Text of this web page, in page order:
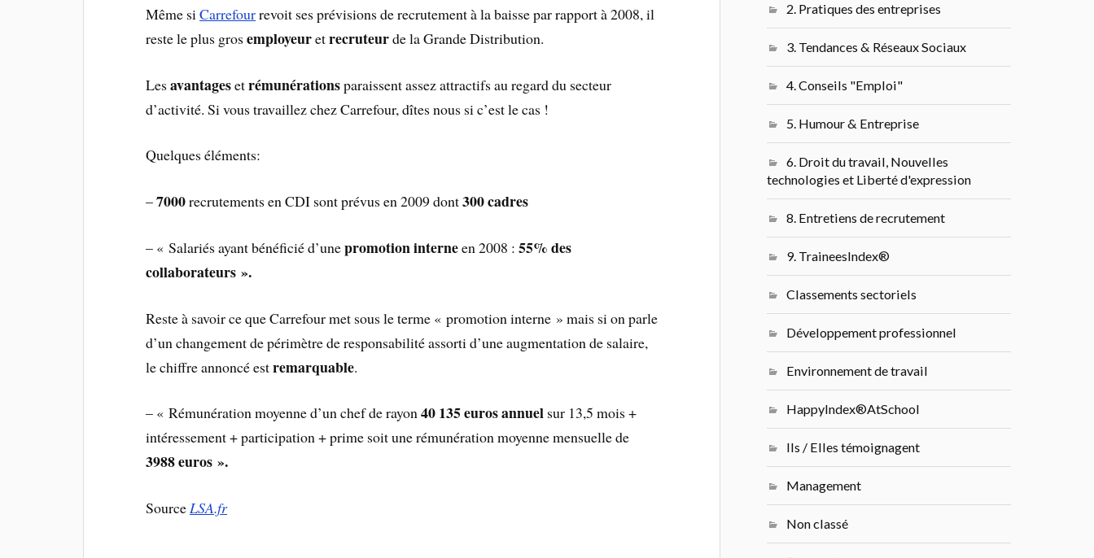
Même siCarrefourrevoit ses prévisions de recrutement à la baisse par rapport à 2008, il
reste le plus grosemployeuretrecruteurde la Grande Distribution.
Lesavantagesetrémunérationsparaissent assez attractifs au regard du secteur
d’activité. Si vous travaillez chez Carrefour, dîtes nous si c’est le cas !
Quelques éléments:
–7000recrutements en CDI sont prévus en 2009 dont300 cadres
– « Salariés ayant bénéficié d’unepromotion interneen 2008 :55% des
collaborateurs ».
Reste à savoir ce que Carrefour met sous le terme « promotion interne » mais si on parle
d’un changement de périmètre de responsabilité assorti d’une augmentation de salaire,
le chiffre annoncé estremarquable.
– « Rémunération moyenne d’un chef de rayon40 135 euros annuel sur 13,5 mois +
intéressement + participation + prime soit une rémunération moyenne mensuelle de
3988 euros ».
SourceLSA.fr
2. Pratiques des entreprises
3. Tendances & Réseaux Sociaux
4. Conseils "Emploi"
5. Humour & Entreprise
6. Droit du travail, Nouvelles
technologies et Liberté d'expression
8. Entretiens de recrutement
9. TraineesIndex®
Classements sectoriels
Développement professionnel
Environnement de travail
HappyIndex®AtSchool
Ils / Elles témoignagent
Management
Non classé